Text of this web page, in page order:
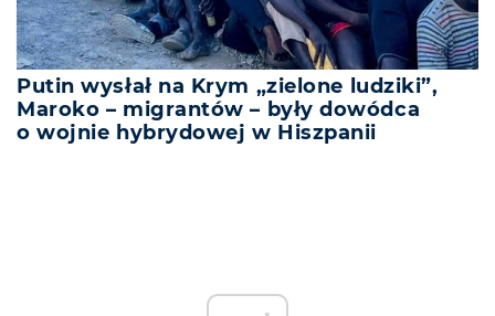
Putin wysłał na Krym „zielone ludziki”,
Maroko – migrantów – były dowódca
o wojnie hybrydowej w Hiszpanii